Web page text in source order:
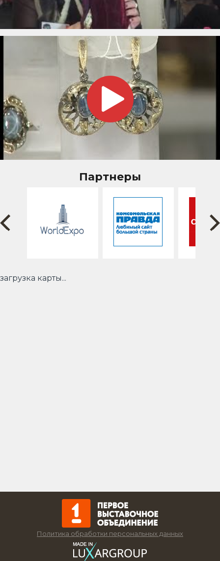
Партнеры
загрузка карты...
Политика обработки персональных данных